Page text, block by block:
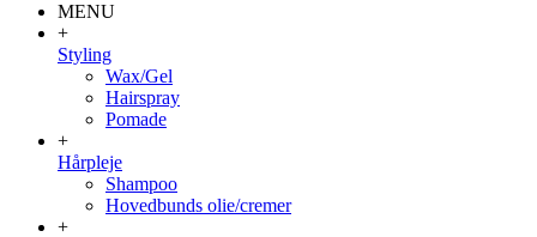
MENU
+
Styling
Wax/Gel
Hairspray
Pomade
+
Hårpleje
Shampoo
Hovedbunds olie/cremer
+